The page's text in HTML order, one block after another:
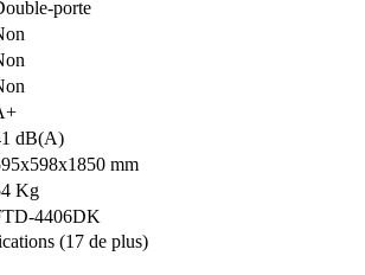
porte
dB(A)
mm
Kg
4406DK
(17 de plus)